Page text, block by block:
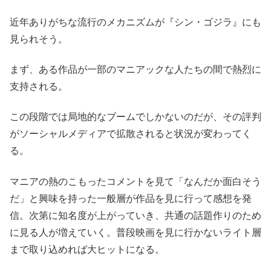
近年ありがちな流行のメカニズムが『シン・ゴジラ』にも
見られそう。
まず、ある作品が一部のマニアックな人たちの間で熱烈に
支持される。
この段階では局地的なブームでしかないのだが、その評判
がソーシャルメディアで拡散されると状況が変わってく
る。
マニアの熱のこもったコメントを見て「なんだか面白そう
だ」と興味を持った一般層が作品を見に行って感想を発
信。次第に知名度が上がっていき、共通の話題作りのため
に見る人が増えていく。普段映画を見に行かないライト層
まで取り込めれば大ヒットになる。